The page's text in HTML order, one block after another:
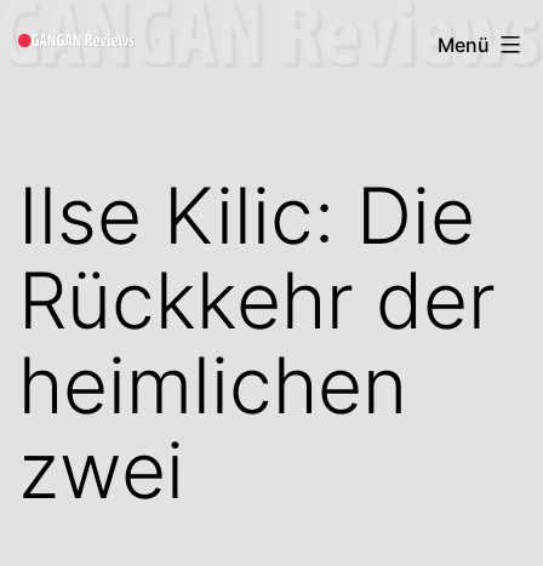
Gangan
Menü
Ilse Kilic: Die
Rückkehr der
heimlichen
zwei